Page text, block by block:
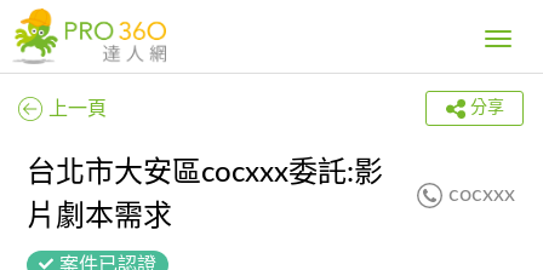
Toggle
上一頁 分享
台北市大安區cocxxx委託:影
片劇本需求
cocxxx
案件已認證